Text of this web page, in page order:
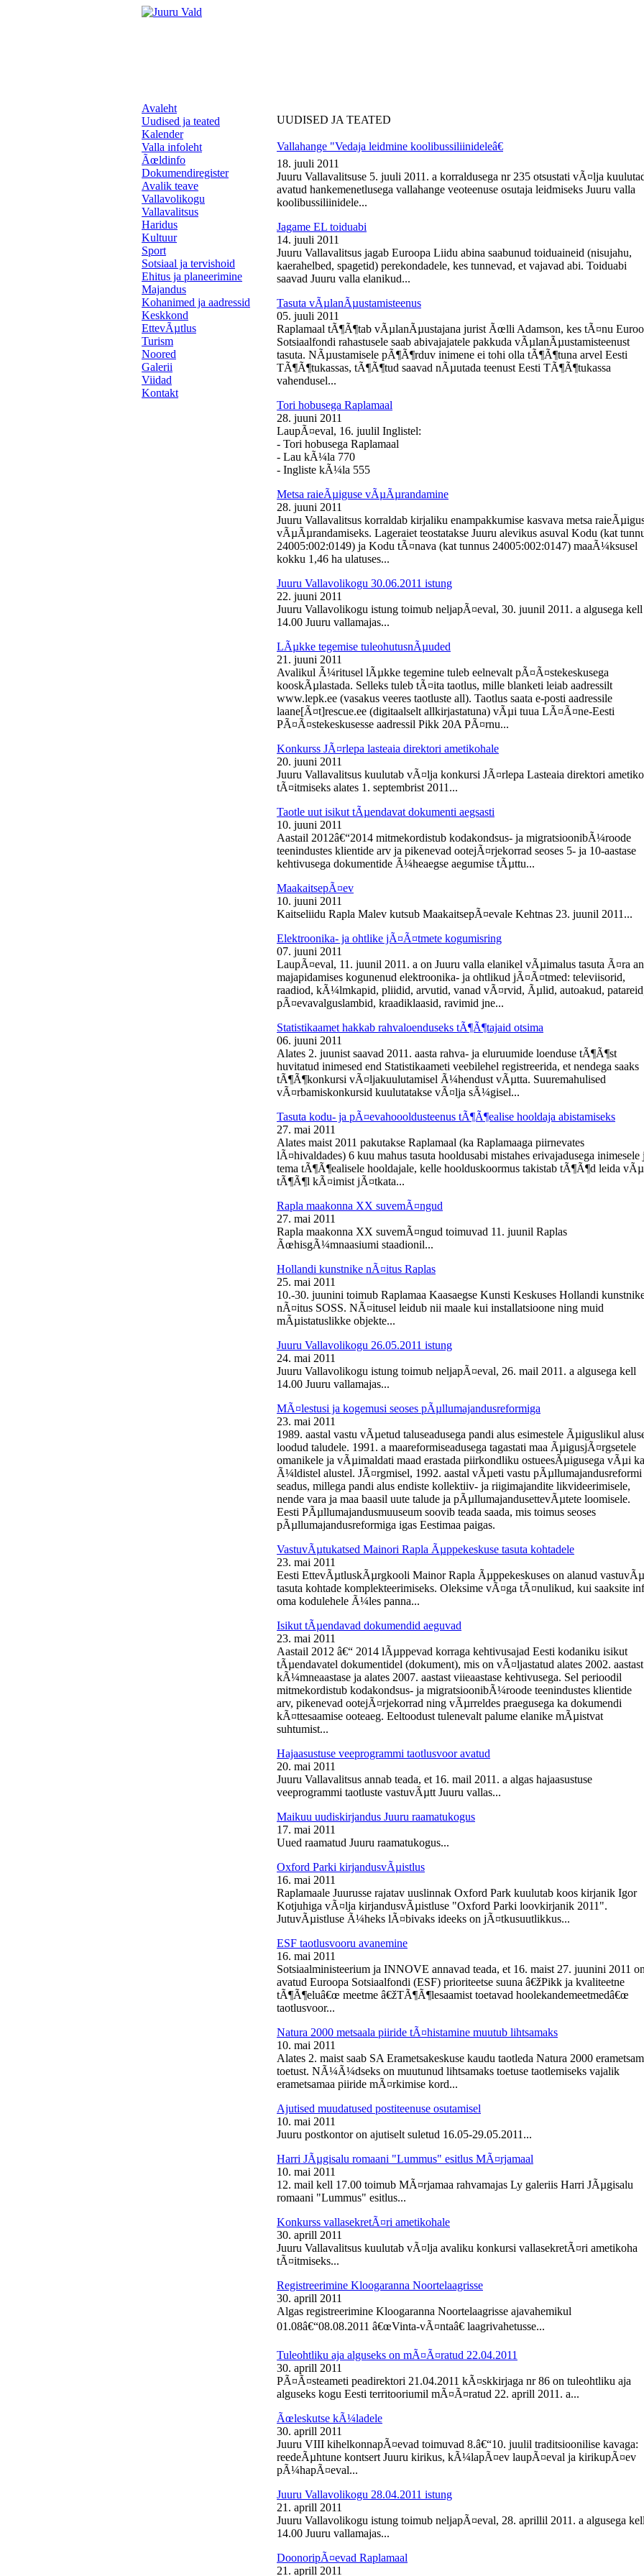
Avaleht
Uudised ja teated
Kalender
Valla infoleht
Ãœldinfo
Dokumendiregister
Avalik teave
Vallavolikogu
Vallavalitsus
Haridus
Kultuur
Sport
Sotsiaal ja tervishoid
Ehitus ja planeerimine
Majandus
Kohanimed ja aadressid
Keskkond
EttevÃµtlus
Turism
Noored
Galerii
Viidad
Kontakt
UUDISED JA TEATED
Vallahange "Vedaja leidmine koolibussiliinideleâ€
18. juuli 2011
Juuru Vallavalitsuse 5. juuli 2011. a korraldusega nr 235 otsustati vÃ¤lja
avatud hankemenetlusega vallahange veoteenuse osutaja leidmiseks Juuru valla
koolibussiliinidele...
Jagame EL toiduabi
14. juuli 2011
Juuru Vallavalitsus jagab Euroopa Liidu abina saabunud toiduaineid (nisujahu,
kaerahelbed, spagetid) perekondadele, kes tunnevad, et vajavad abi. Toiduabi
saavad Juuru valla elanikud...
Tasuta vÃµlanÃµustamisteenus
05. juuli 2011
Raplamaal tÃ¶Ã¶tab vÃµlanÃµustajana jurist Ãœlli Adamson, kes tÃ¤nu
Sotsiaalfondi rahastusele saab abivajajatele pakkuda vÃµlanÃµustamisteenust
tasuta. NÃµustamisele pÃ¶Ã¶rduv inimene ei tohi olla tÃ¶Ã¶tuna arvel Eesti
TÃ¶Ã¶tukassas, tÃ¶Ã¶tud saavad nÃµutada teenust Eesti TÃ¶Ã¶tukassa
vahendusel...
Tori hobusega Raplamaal
28. juuni 2011
LaupÃ¤eval, 16. juulil Inglistel:
- Tori hobusega Raplamaal
- Lau kÃ¼la 770
- Ingliste kÃ¼la 555
Metsa raieÃµiguse vÃµÃµrandamine
28. juuni 2011
Juuru Vallavalitsus korraldab kirjaliku enampakkumise kasvava metsa
vÃµÃµrandamiseks. Lageraiet teostatakse Juuru alevikus asuval Kodu (kat
24005:002:0149) ja Kodu tÃ¤nava (kat tunnus 24005:002:0147) maaÃ¼ksusel
kokku 1,46 ha ulatuses...
Juuru Vallavolikogu 30.06.2011 istung
22. juuni 2011
Juuru Vallavolikogu istung toimub neljapÃ¤eval, 30. juunil 2011. a algusega kell
14.00 Juuru vallamajas...
LÃµkke tegemise tuleohutusnÃµuded
21. juuni 2011
Avalikul Ã¼ritusel lÃµkke tegemine tuleb eelnevalt pÃ¤Ã¤stekeskusega
kooskÃµlastada. Selleks tuleb tÃ¤ita taotlus, mille blanketi leiab aadressilt
www.lepk.ee (vasakus veeres taotluste all). Taotlus saata e-posti aadressile
laane[Ã¤t]rescue.ee (digitaalselt allkirjastatuna) vÃµi tuua LÃ¤Ã¤ne-Eesti
PÃ¤Ã¤stekeskusesse aadressil Pikk 20A PÃ¤rnu...
Konkurss JÃ¤rlepa lasteaia direktori ametikohale
20. juuni 2011
Juuru Vallavalitsus kuulutab vÃ¤lja konkursi JÃ¤rlepa Lasteaia direktori
tÃ¤itmiseks alates 1. septembrist 2011...
Taotle uut isikut tÃµendavat dokumenti aegsasti
10. juuni 2011
Aastail 2012â€“2014 mitmekordistub kodakondsus- ja migratsioonibÃ¼roode
teenindustes klientide arv ja pikenevad ootejÃ¤rjekorrad seoses 5- ja 10-aastase
kehtivusega dokumentide Ã¼heaegse aegumise tÃµttu...
MaakaitsepÃ¤ev
10. juuni 2011
Kaitseliidu Rapla Malev kutsub MaakaitsepÃ¤evale Kehtnas 23. juunil 2011...
Elektroonika- ja ohtlike jÃ¤Ã¤tmete kogumisring
07. juuni 2011
LaupÃ¤eval, 11. juunil 2011. a on Juuru valla elanikel vÃµimalus tasuta Ã¤ra
majapidamises kogunenud elektroonika- ja ohtlikud jÃ¤Ã¤tmed: televiisorid,
raadiod, kÃ¼lmkapid, pliidid, arvutid, vanad vÃ¤rvid, Ãµlid, autoakud,
pÃ¤evavalguslambid, kraadiklaasid, ravimid jne...
Statistikaamet hakkab rahvaloenduseks tÃ¶Ã¶tajaid otsima
06. juuni 2011
Alates 2. juunist saavad 2011. aasta rahva- ja eluruumide loenduse tÃ¶Ã¶st
huvitatud inimesed end Statistikaameti veebilehel registreerida, et nendega saaks
tÃ¶Ã¶konkursi vÃ¤ljakuulutamisel Ã¼hendust vÃµtta. Suuremahulised
vÃ¤rbamiskonkursid kuulutatakse vÃ¤lja sÃ¼gisel...
Tasuta kodu- ja pÃ¤evahoooldusteenus tÃ¶Ã¶ealise hooldaja abistamiseks
27. mai 2011
Alates maist 2011 pakutakse Raplamaal (ka Raplamaaga piirnevates
lÃ¤hivaldades) 6 kuu mahus tasuta hooldusabi mistahes erivajadusega inimesele
tema tÃ¶Ã¶ealisele hooldajale, kelle hoolduskoormus takistab tÃ¶Ã¶d leida
tÃ¶Ã¶l kÃ¤imist jÃ¤tkata...
Rapla maakonna XX suvemÃ¤ngud
27. mai 2011
Rapla maakonna XX suvemÃ¤ngud toimuvad 11. juunil Raplas
ÃœhisgÃ¼mnaasiumi staadionil...
Hollandi kunstnike nÃ¤itus Raplas
25. mai 2011
10.-30. juunini toimub Raplamaa Kaasaegse Kunsti Keskuses Hollandi
nÃ¤itus SOSS. NÃ¤itusel leidub nii maale kui installatsioone ning muid
mÃµistatuslikke objekte...
Juuru Vallavolikogu 26.05.2011 istung
24. mai 2011
Juuru Vallavolikogu istung toimub neljapÃ¤eval, 26. mail 2011. a algusega kell
14.00 Juuru vallamajas...
MÃ¤lestusi ja kogemusi seoses pÃµllumajandusreformiga
23. mai 2011
1989. aastal vastu vÃµetud taluseadusega pandi alus esimestele Ãµiguslikul
loodud taludele. 1991. a maareformiseadusega tagastati maa ÃµigusjÃ¤rgsetele
omanikele ja vÃµimaldati maad erastada piirkondliku ostueesÃµigusega vÃµi ka
Ã¼ldistel alustel. JÃ¤rgmisel, 1992. aastal vÃµeti vastu pÃµllumajandusreformi
seadus, millega pandi alus endiste kollektiiv- ja riigimajandite likvideerimisele,
nende vara ja maa baasil uute talude ja pÃµllumajandusettevÃµtete loomisele.
Eesti PÃµllumajandusmuuseum soovib teada saada, mis toimus seoses
pÃµllumajandusreformiga igas Eestimaa paigas.
VastuvÃµtukatsed Mainori Rapla Ãµppekeskuse tasuta kohtadele
23. mai 2011
Eesti EttevÃµtluskÃµrgkooli Mainor Rapla Ãµppekeskuses on alanud
tasuta kohtade komplekteerimiseks. Oleksime vÃ¤ga tÃ¤nulikud, kui saaksite
oma kodulehele Ã¼les panna...
Isikut tÃµendavad dokumendid aeguvad
23. mai 2011
Aastail 2012 â€“ 2014 lÃµppevad korraga kehtivusajad Eesti kodaniku isikut
tÃµendavatel dokumentidel (dokument), mis on vÃ¤ljastatud alates 2002. aastast
kÃ¼mneaastase ja alates 2007. aastast viieaastase kehtivusega. Sel perioodil
mitmekordistub kodakondsus- ja migratsioonibÃ¼roode teenindustes klientide
arv, pikenevad ootejÃ¤rjekorrad ning vÃµrreldes praegusega ka dokumendi
kÃ¤ttesaamise ooteaeg. Eeltoodust tulenevalt palume elanike mÃµistvat
suhtumist...
Hajaasustuse veeprogrammi taotlusvoor avatud
20. mai 2011
Juuru Vallavalitsus annab teada, et 16. mail 2011. a algas hajaasustuse
veeprogrammi taotluste vastuvÃµtt Juuru vallas...
Maikuu uudiskirjandus Juuru raamatukogus
17. mai 2011
Uued raamatud Juuru raamatukogus...
Oxford Parki kirjandusvÃµistlus
16. mai 2011
Raplamaale Juurusse rajatav uuslinnak Oxford Park kuulutab koos kirjanik Igor
Kotjuhiga vÃ¤lja kirjandusvÃµistluse "Oxford Parki loovkirjanik 2011".
JutuvÃµistluse Ã¼heks lÃ¤bivaks ideeks on jÃ¤tkusuutlikkus...
ESF taotlusvooru avanemine
16. mai 2011
Sotsiaalministeerium ja INNOVE annavad teada, et 16. maist 27. juunini 2011 on
avatud Euroopa Sotsiaalfondi (ESF) prioriteetse suuna â€žPikk ja kvaliteetne
tÃ¶Ã¶eluâ€œ meetme â€žTÃ¶Ã¶lesaamist toetavad hoolekandemeetmedâ€œ
taotlusvoor...
Natura 2000 metsaala piiride tÃ¤histamine muutub lihtsamaks
10. mai 2011
Alates 2. maist saab SA Erametsakeskuse kaudu taotleda Natura 2000
toetust. NÃ¼Ã¼dseks on muutunud lihtsamaks toetuse taotlemiseks vajalik
erametsamaa piiride mÃ¤rkimise kord...
Ajutised muudatused postiteenuse osutamisel
10. mai 2011
Juuru postkontor on ajutiselt suletud 16.05-29.05.2011...
Harri JÃµgisalu romaani "Lummus" esitlus MÃ¤rjamaal
10. mai 2011
12. mail kell 17.00 toimub MÃ¤rjamaa rahvamajas Ly galeriis Harri JÃµgisalu
romaani "Lummus" esitlus...
Konkurss vallasekretÃ¤ri ametikohale
30. aprill 2011
Juuru Vallavalitsus kuulutab vÃ¤lja avaliku konkursi vallasekretÃ¤ri ametikoha
tÃ¤itmiseks...
Registreerimine Kloogaranna Noortelaagrisse
30. aprill 2011
Algas registreerimine Kloogaranna Noortelaagrisse ajavahemikul
01.08â€“08.08.2011 â€œVinta-vÃ¤ntaâ€ laagrivahetusse...
Tuleohtliku aja alguseks on mÃ¤Ã¤ratud 22.04.2011
30. aprill 2011
PÃ¤Ã¤steameti peadirektori 21.04.2011 kÃ¤skkirjaga nr 86 on tuleohtliku aja
alguseks kogu Eesti territooriumil mÃ¤Ã¤ratud 22. aprill 2011. a...
Ãœleskutse kÃ¼ladele
30. aprill 2011
Juuru VIII kihelkonnapÃ¤evad toimuvad 8.â€“10. juulil traditsioonilise kavaga:
reedeÃµhtune kontsert Juuru kirikus, kÃ¼lapÃ¤ev laupÃ¤eval ja kirikupÃ¤ev
pÃ¼hapÃ¤eval...
Juuru Vallavolikogu 28.04.2011 istung
21. aprill 2011
Juuru Vallavolikogu istung toimub neljapÃ¤eval, 28. aprillil 2011. a algusega kell
14.00 Juuru vallamajas...
DoonoripÃ¤evad Raplamaal
21. aprill 2011